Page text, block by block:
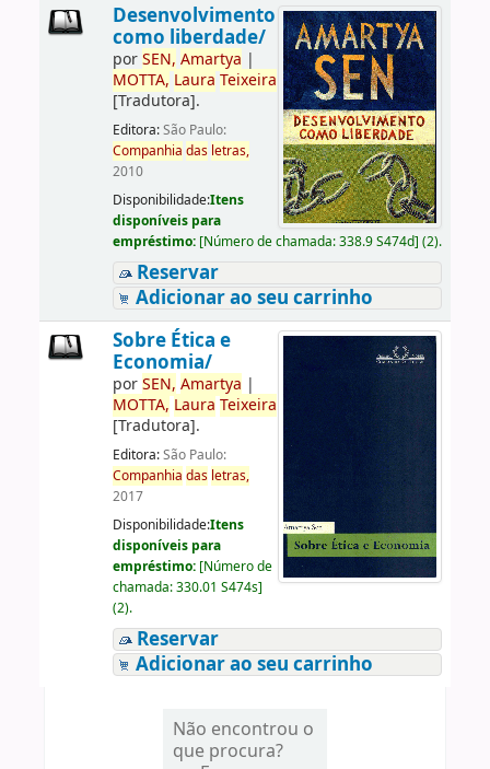
Desenvolvimento
como liberdade/
porSEN, Amartya |
MOTTA, Laura Teixeira
[Tradutora].
Editora:São Paulo:
Companhia das letras,
2010
Disponibilidade:Itens
disponíveis para
empréstimo: [Número de chamada:338.9 S474d] (2).
Reservar
Adicionar ao seu carrinho
Sobre Ética e
Economia/
porSEN, Amartya |
MOTTA, Laura Teixeira
[Tradutora].
Editora:São Paulo:
Companhia das letras,
2017
Disponibilidade:Itens
disponíveis para
empréstimo: [Número de
chamada:330.01 S474s]
(2).
Reservar
Adicionar ao seu carrinho
Não encontrou o
que procura?